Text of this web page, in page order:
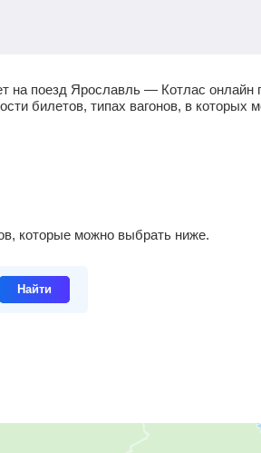
на поезд Ярославль — Котлас онлайн
билетов, типах вагонов, в которых
которые можно выбрать ниже.
Найти